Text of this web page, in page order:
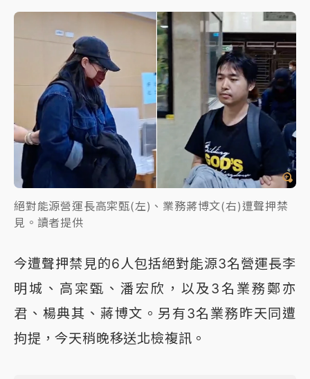
絕對能源營運長高寀甄(左)、業務蔣博文(右)遭聲押禁
見。讀者提供
今遭聲押禁見的6人包括絕對能源3名營運長李
明城、高寀甄、潘宏欣，以及3名業務鄭亦
君、楊典其、蔣博文。另有3名業務昨天同遭
拘提，今天稍晚移送北檢複訊。